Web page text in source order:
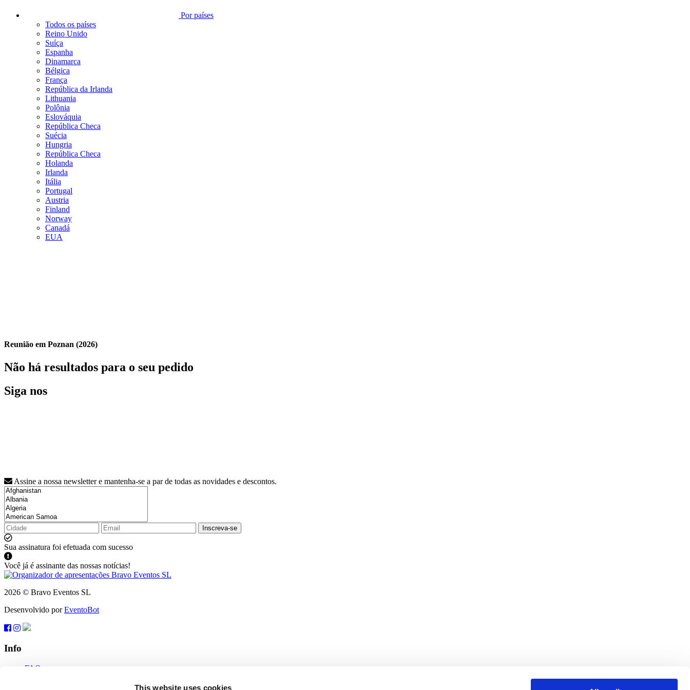
This website uses cookies
Por países
Todos os países
Reino Unido
Suíça
Espanha
Dinamarca
Bélgica
França
República da Irlanda
Lithuania
Polônia
Eslováquia
República Checa
Suécia
Hungria
República Checa
Holanda
Irlanda
Itália
Portugal
Austria
Finland
Norway
Canadá
EUA
Reunião em Poznan (2026)
Não há resultados para o seu pedido
Siga nos
Assine a nossa newsletter e mantenha-se a par de todas as novidades e descontos.
Inscreva-se
Sua assinatura foi efetuada com sucesso
Você já é assinante das nossas notícias!
2026 © Bravo Eventos SL
Desenvolvido porEventoBot
Info
FAQ